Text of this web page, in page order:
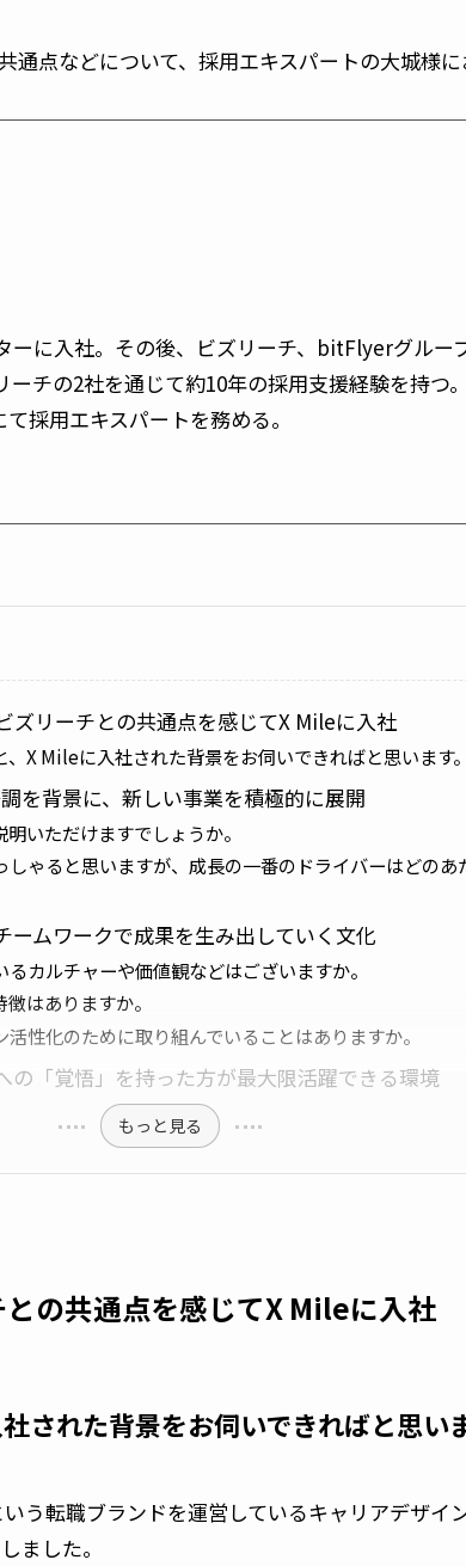
点などについて、採用エキスパートの大城様に
に入社。その後、ビズリーチ、bitFlyerグルー
チの2社を通じて約10年の採用支援経験を持つ
採用エキスパートを務める。
ズリーチとの共通点を感じてX Mileに入社
X Mileに入社された背景をお伺いできればと思います。
を背景に、新しい事業を積極的に展開
いただけますでしょうか。
しゃると思いますが、成長の一番のドライバーはどのあ
ームワークで成果を生み出していく文化
カルチャーや価値観などはございますか。
はありますか。
性化のために取り組んでいることはありますか。
の「覚悟」を持った方が最大限活躍できる環境
もっと見る
の共通点を感じてX Mileに入社
された背景をお伺いできればと思いま
う転職ブランドを運営しているキャリアデザイ
ました。